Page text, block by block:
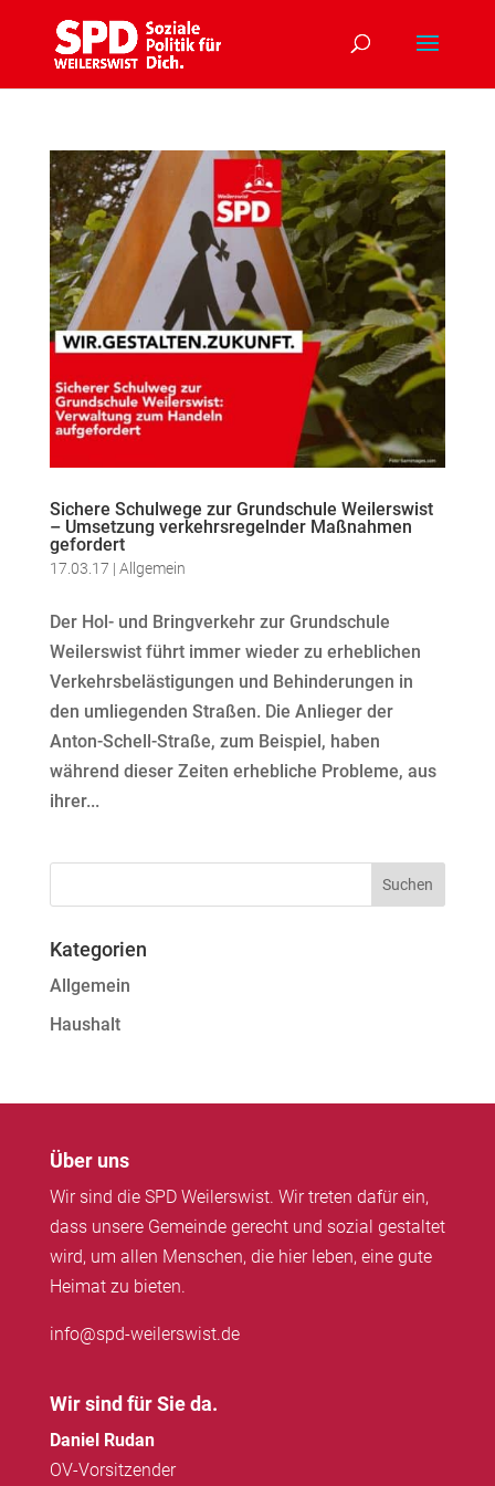
Sichere Schulwege zur Grundschule Weilerswist
– Umsetzung verkehrsregelnder Maßnahmen
gefordert
17.03.17 | Allgemein
Der Hol- und Bringverkehr zur Grundschule
Weilerswist führt immer wieder zu erheblichen
Verkehrsbelästigungen und Behinderungen in
den umliegenden Straßen. Die Anlieger der
Anton-Schell-Straße, zum Beispiel, haben
während dieser Zeiten erhebliche Probleme, aus
ihrer...
Kategorien
Allgemein
Haushalt
Über uns
Wir sind die SPD Weilerswist. Wir treten dafür ein,
dass unsere Gemeinde gerecht und sozial gestaltet
wird, um allen Menschen, die hier leben, eine gute
Heimat zu bieten.
info@spd-weilerswist.de
Wir sind für Sie da.
Daniel Rudan
OV-Vorsitzender